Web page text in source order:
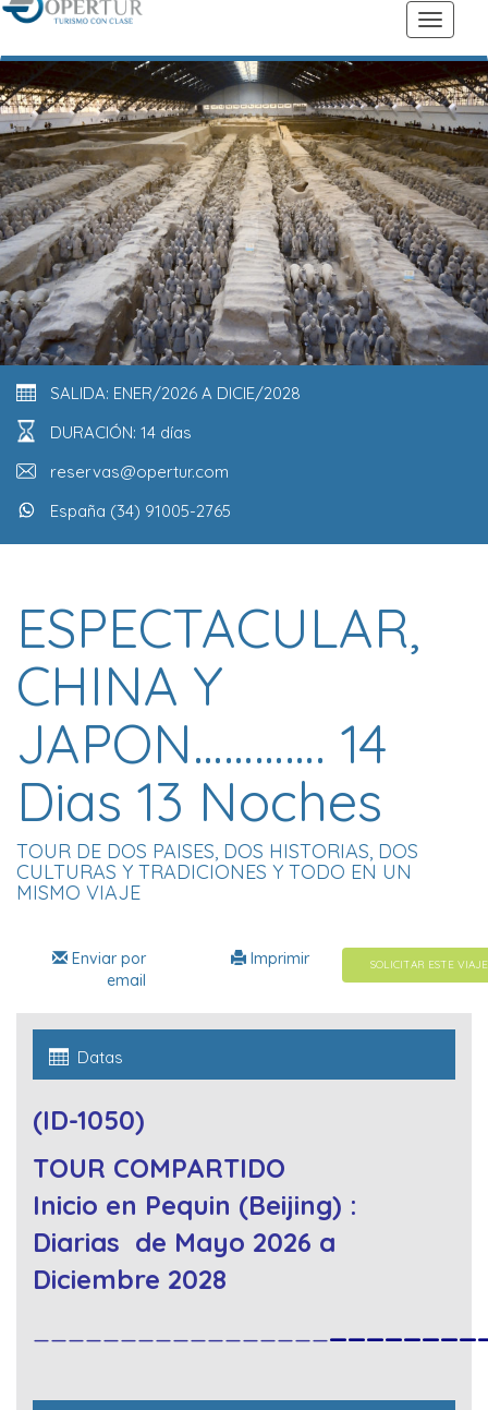
SALIDA: ENER/2026 A DICIE/2028
DURACIÓN: 14 días
reservas@opertur.com
España (34) 91005-2765
ESPECTACULAR,
CHINA Y
JAPON…………. 14
Dias 13 Noches
TOUR DE DOS PAISES, DOS HISTORIAS, DOS
CULTURAS Y TRADICIONES Y TODO EN UN
MISMO VIAJE
SOLICITAR ESTE VIAJE
Imprimir
Enviar por
email
Datas
(ID-1050)
TOUR COMPARTIDO
Inicio en Pequin (Beijing) :
Diarias de Mayo 2026 a
Diciembre 2028